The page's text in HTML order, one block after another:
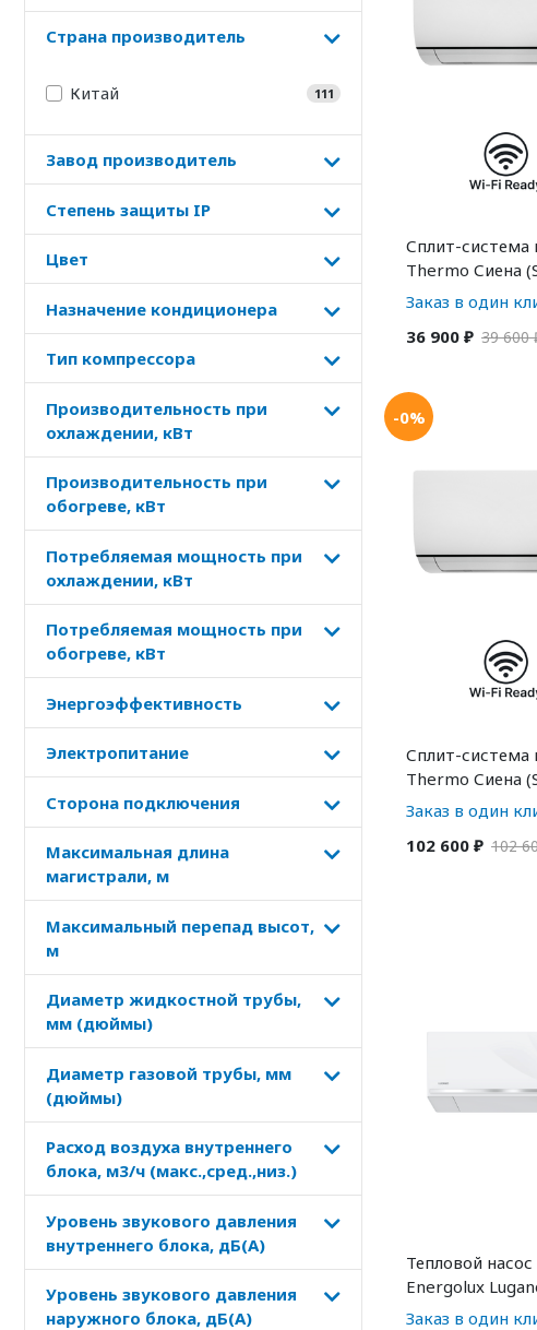
Страна производитель
Китай 111
Завод производитель
Степень защиты IP
Цвет
Назначение кондиционера
Тип компрессора
Производительность при
охлаждении, кВт
Производительность при
обогреве, кВт
Потребляемая мощность при
охлаждении, кВт
Потребляемая мощность при
обогреве, кВт
Энергоэффективность
Электропитание
Сторона подключения
Максимальная длина
магистрали, м
Максимальный перепад высот,
м
Диаметр жидкостной трубы,
мм (дюймы)
Диаметр газовой трубы, мм
(дюймы)
Расход воздуха внутреннего
блока, м3/ч (макс.,сред.,низ.)
Уровень звукового давления
внутреннего блока, дБ(А)
Уровень звукового давления
наружного блока, дБ(А)
Сплит-система
Thermo Сиена
Заказ в один
36 900 ₽ 39 600
-0%
Сплит-система
Thermo Сиена
Заказ в один
102 600 ₽ 102
Тепловой
Energolux
SAS18DL2-AI
Заказ в один